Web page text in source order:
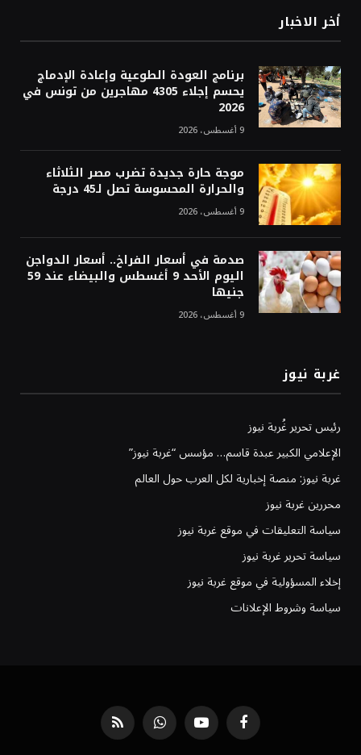
أخر الاخبار
برنامج العودة الطوعية وإعادة الإدماج
يحسم إجلاء 4305 مهاجرين من تونس في
2026
9 أغسطس، 2026
موجة حارة جديدة تضرب مصر الثلاثاء
والحرارة المحسوسة تصل لـ45 درجة
9 أغسطس، 2026
صدمة في أسعار الفراخ.. أسعار الدواجن
اليوم الأحد 9 أغسطس والبيضاء عند 59
جنيها
9 أغسطس، 2026
غربة نيوز
رئيس تحرير غُربة نيوز
الإعلامي الكبير عبدة قاسم… مؤسس “غربة نيوز”
غربة نيوز: منصة إخبارية لكل العرب حول العالم
محررين غربة نيوز
سياسة التعليقات في موقع غربة نيوز
سياسة تحرير غربة نيوز
إخلاء المسؤولية في موقع غربة نيوز
سياسة وشروط الإعلانات
فيسبوك يوتيوب واتساب RSS